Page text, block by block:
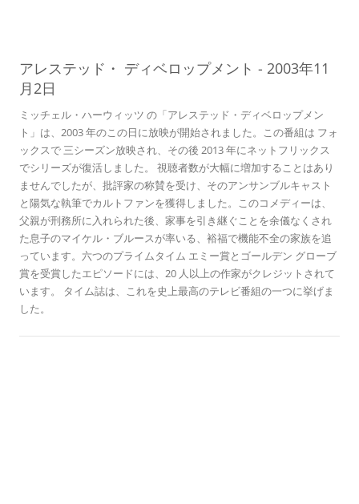
アレステッド・ ディベロップメント - 2003年11
月2日
ミッチェル・ハーウィッツ の「アレステッド・ディベロップメン
ト」は、2003 年のこの日に放映が開始されました。この番組は フォ
ックスで 三シーズン放映され、その後 2013 年にネットフリックス
でシリーズが復活しました。 視聴者数が大幅に増加することはあり
ませんでしたが、批評家の称賛を受け、そのアンサンブルキャスト
と陽気な執筆でカルトファンを獲得しました。このコメディーは、
父親が刑務所に入れられた後、家事を引き継ぐことを余儀なくされ
た息子のマイケル・ブルースが率いる、裕福で機能不全の家族を追
っています。六つのプライムタイム エミー賞とゴールデン グローブ
賞を受賞したエピソードには、20 人以上の作家がクレジットされて
います。 タイム誌は、これを史上最高のテレビ番組の一つに挙げま
した。